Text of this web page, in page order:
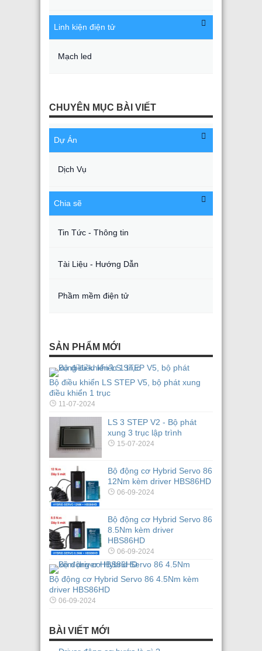
Linh kiện điện tử
Mạch led
CHUYÊN MỤC BÀI VIẾT
Dự Án
Dịch Vụ
Chia sẽ
Tin Tức - Thông tin
Tài Liệu - Hướng Dẫn
Phầm mềm điện tử
SẢN PHẨM MỚI
Bộ điều khiển LS STEP V5, bộ phát xung
điều khiển 1 trục
11-07-2024
LS 3 STEP V2 - Bộ phát
xung 3 trục lập trình
15-07-2024
Bộ động cơ Hybrid Servo 86
12Nm kèm driver HBS86HD
06-09-2024
Bộ động cơ Hybrid Servo 86
8.5Nm kèm driver
HBS86HD
06-09-2024
Bộ động cơ Hybrid Servo 86 4.5Nm kèm
driver HBS86HD
06-09-2024
BÀI VIẾT MỚI